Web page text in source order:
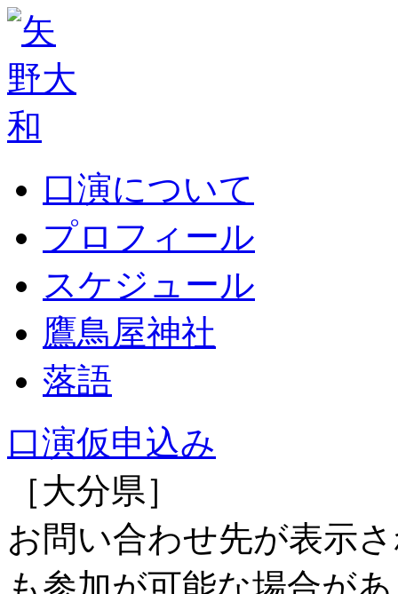
口演について
プロフィール
スケジュール
鷹鳥屋神社
落語
口演仮申込み
［大分県］
お問い合わせ先が表示